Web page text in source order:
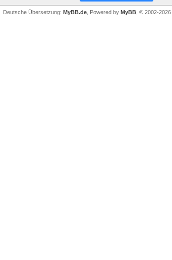
Deutsche Übersetzung: MyBB.de , Powered by MyBB , © 2002-2026